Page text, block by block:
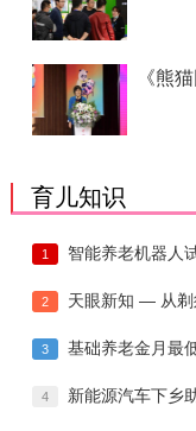
《熊
育儿知识
1 智能养老机器人
2 天眼新知 — 从剃
3 基础养老金月最
4 新能源汽车下乡